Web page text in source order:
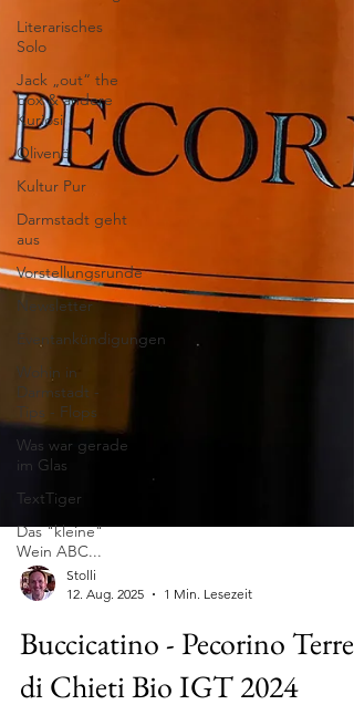
Literarisches
Solo
Jack „out“ the
box & andere
Kuriosi
Olivenöl
Kultur Pur
Darmstadt geht
aus
Vorstellungsrunde
Newsletter
Eventankündigungen
Wohin in
Darmstadt -
Tips - Flops
Was war gerade
im Glas
TextTiger
Das "kleine"
Wein ABC...
12. Aug. 2025
1 Min. Lesezeit
Buccicatino - Pecorino Terre